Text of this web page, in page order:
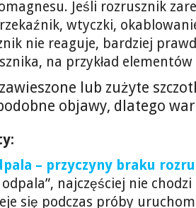
Jeśli rozrusznik
wtyczki,
nie reaguje, bardziej
na przykład
lub zużyte
objawy, dlatego
– przyczyny braku
najczęściej nie
się podczas próby